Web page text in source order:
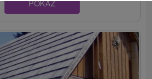
POKAZ